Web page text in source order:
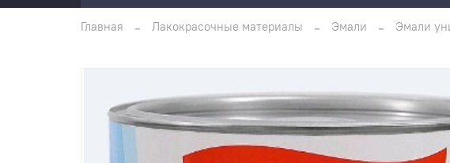
Главная Лакокрасочные материалы Эмали Эмали